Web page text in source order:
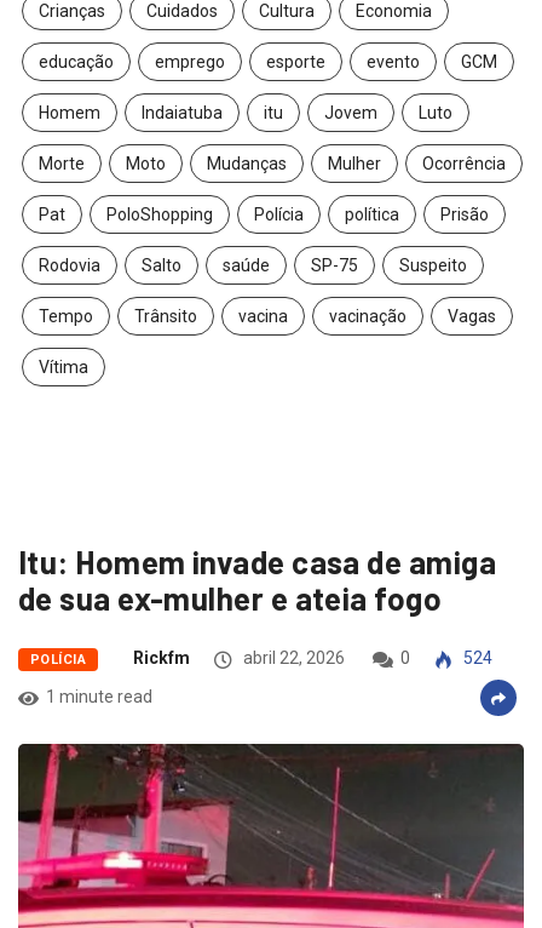
Crianças Cuidados Cultura Economia
educação emprego esporte evento GCM
Homem Indaiatuba itu Jovem Luto
Morte Moto Mudanças Mulher Ocorrência
Pat PoloShopping Polícia política Prisão
Rodovia Salto saúde SP-75 Suspeito
Tempo Trânsito vacina vacinação Vagas
Vítima
Itu: Homem invade casa de amiga
de sua ex-mulher e ateia fogo
POLÍCIA Rickfm abril 22, 2026 0
524
1 minute read